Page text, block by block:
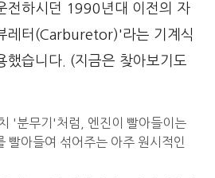
전하시던 1990년대 이전의 자
레터(Carburetor)'라는 기계식
했습니다. (지금은 찾아보기도
'분무기'처럼, 엔진이 빨아들이는
빨아들여 섞어주는 아주 원시적인